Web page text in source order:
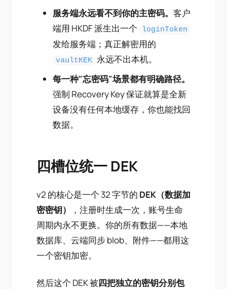
服务端永远看不到你的主密码。 客户
端用 HKDF 派生出一个
loginToken
发给服务端；真正解密用的
vaultKEK 永远不出本机。
每一种"忘密码"场景都有明确路径。
强制 Recovery Key 保证就算是全新
设备没有任何本地缓存，你也能找回
数据。
四槽位统一 DEK
v2 的核心是一个 32 字节的 DEK（数据加
密密钥）
，注册时生成一次，账号生命
周期内永不更换。你的所有数据——本地
数据库、云端同步 blob、附件——都用这
一个密钥加密。
然后这个 DEK 被四把独立的密钥分别包